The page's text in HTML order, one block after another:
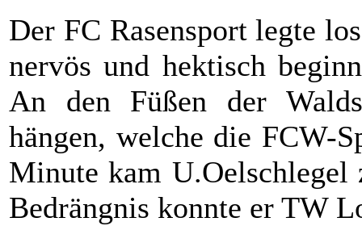
Der FC Rasensport legte
nervös und hektisch
An den Füßen der
hängen, welche die FCW-
Minute kam U.Oelschlegel
Bedrängnis konnte er TW